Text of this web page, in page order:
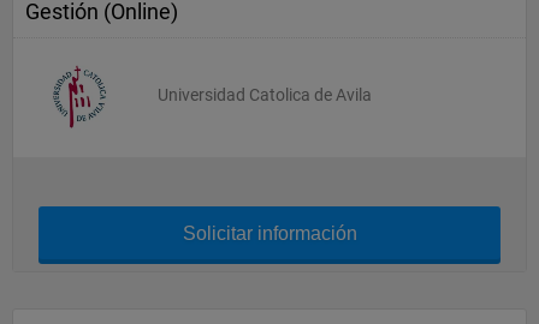
Gestión (Online)
Universidad Catolica de Avila
Solicitar información